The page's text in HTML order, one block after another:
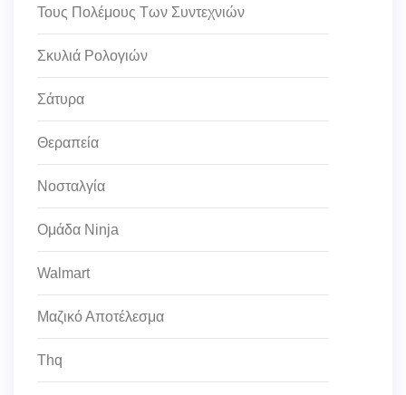
Τους Πολέμους Των Συντεχνιών
Σκυλιά Ρολογιών
Σάτυρα
Θεραπεία
Νοσταλγία
Ομάδα Ninja
Walmart
Μαζικό Αποτέλεσμα
Thq